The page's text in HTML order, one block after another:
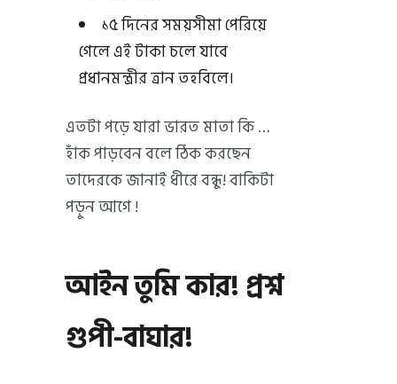
১৫ দিনের সময়সীমা পেরিয়ে
গেলে এই টাকা চলে যাবে
প্রধানমন্ত্রীর ত্রান তহবিলে।
এতটা পড়ে যারা ভারত মাতা কি …
হাঁক পাড়বেন বলে ঠিক করছেন
তাদেরকে জানাই ধীরে বন্ধু! বাকিটা
পড়ুন আগে !
আইন তুমি কার! প্রশ্ন
গুপী-বাঘার!